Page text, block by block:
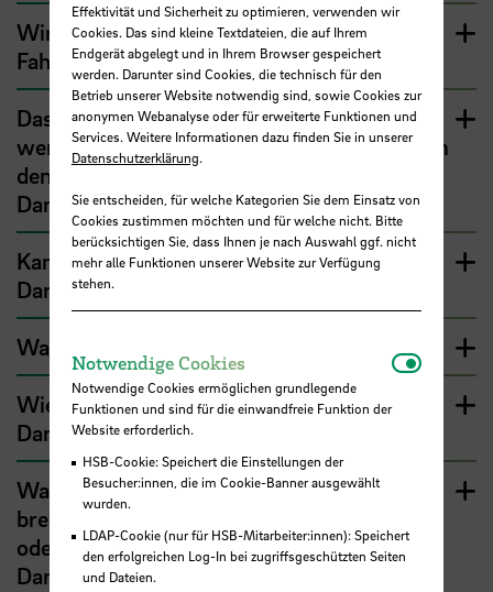
Wird das zinsfreie Darlehen nur für neue
Fahrräder gewährt?
Das Fahrrad, das ich kaufen möchte, kostet
weniger als 2.600 €. Bekomme ich trotzdem
den Höchstbetrag von 2.600 € als zinsfreies
Darlehen?
Kann jede:r Beschäftigte das zinsfreie
Darlehen bekommen?
Was muss ich für den Antrag machen?
Wie funktioniert die Rückzahlung des
Darlehens?
Was passiert, wenn man aus dem
bremischen öffentlichen Dienst ausscheidet
oder in den Ruhestand tritt, bevor das
Darlehen getilgt wurde?
Effektivität und Sicherheit zu optimieren, verwenden wir
Cookies. Das sind kleine Textdateien, die auf Ihrem
Endgerät abgelegt und in Ihrem Browser gespeichert
werden. Darunter sind Cookies, die technisch für den
Betrieb unserer Website notwendig sind, sowie Cookies zur
anonymen Webanalyse oder für erweiterte Funktionen und
Services. Weitere Informationen dazu finden Sie in unserer
Datenschutzerklärung.
Sie entscheiden, für welche Kategorien Sie dem Einsatz von
Cookies zustimmen möchten und für welche nicht. Bitte
berücksichtigen Sie, dass Ihnen je nach Auswahl ggf. nicht
mehr alle Funktionen unserer Website zur Verfügung
stehen.
Notwendige Cookies
Notwendige Cookies ermöglichen grundlegende
Funktionen und sind für die einwandfreie Funktion der
Website erforderlich.
HSB-Cookie: Speichert die Einstellungen der
Besucher:innen, die im Cookie-Banner ausgewählt
wurden.
LDAP-Cookie (nur für HSB-Mitarbeiter:innen): Speichert
den erfolgreichen Log-In bei zugriffsgeschützten Seiten
und Dateien.